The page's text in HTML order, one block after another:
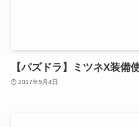
【パズドラ】ミツネX装備
2017年5月4日